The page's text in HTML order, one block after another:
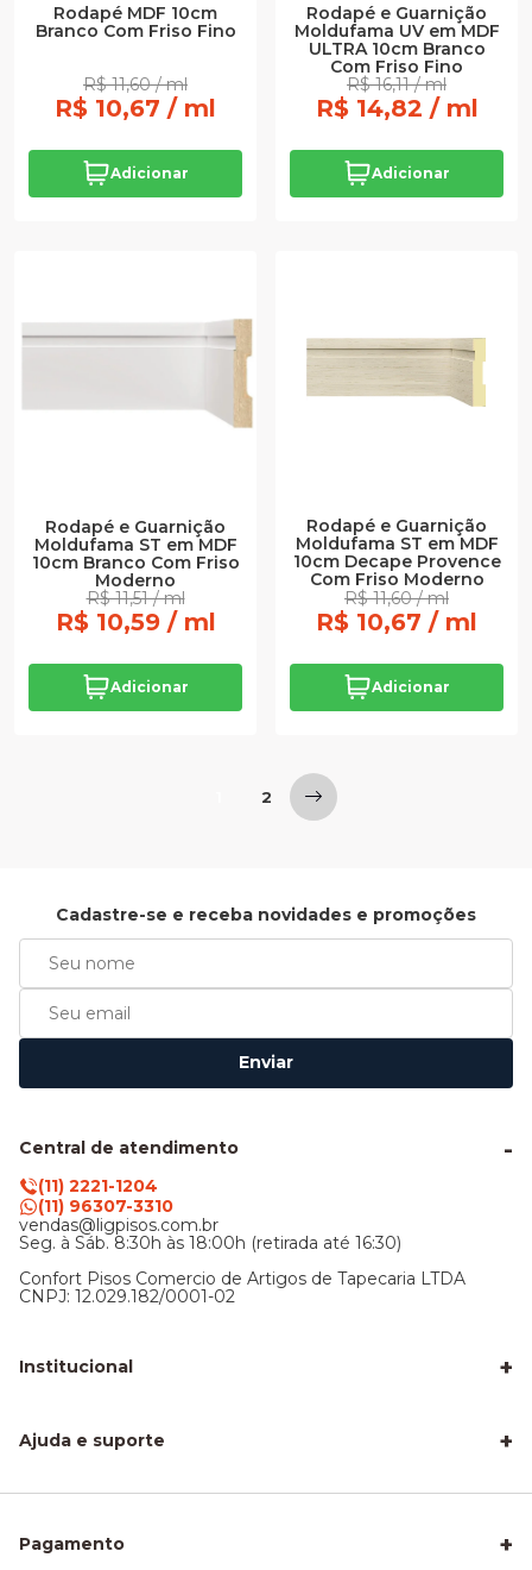
Rodapé MDF 10cm
Branco Com Friso Fino
R$ 11,60 / ml
R$ 10,67 / ml
Adicionar
Rodapé e Guarnição
Moldufama UV em MDF
ULTRA 10cm Branco
Com Friso Fino
R$ 16,11 / ml
R$ 14,82 / ml
Adicionar
Rodapé e Guarnição
Moldufama ST em MDF
10cm Branco Com Friso
Moderno
R$ 11,51 / ml
R$ 10,59 / ml
Adicionar
Rodapé e Guarnição
Moldufama ST em MDF
10cm Decape Provence
Com Friso Moderno
R$ 11,60 / ml
R$ 10,67 / ml
Adicionar
2
Cadastre-se e receba novidades e promoções
Enviar
Central de atendimento
(11) 2221-1204
(11) 96307-3310
vendas@ligpisos.com.br
Seg. à Sáb. 8:30h às 18:00h (retirada até 16:30)
Confort Pisos Comercio de Artigos de Tapecaria LTDA
CNPJ: 12.029.182/0001-02
Institucional +
Sobre nós
Nossa Loja
Ajuda e suporte +
Frete e entrega
Como Calcular a Área do seu Piso
Pagamento +